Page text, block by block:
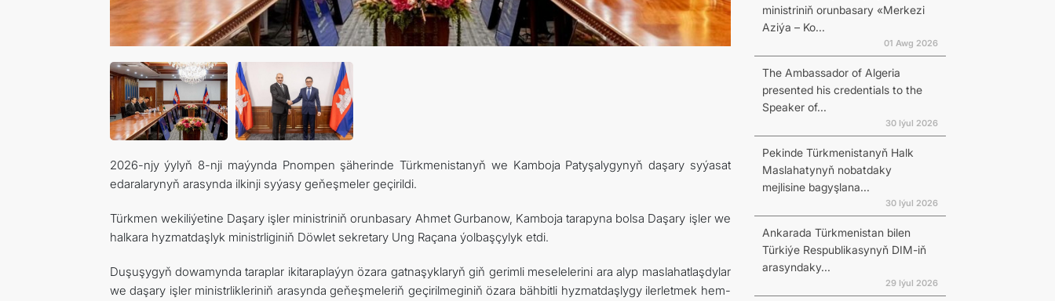
2026-njy ýylyň 8-nji maýynda Pnompen şäherinde Türkmenistanyň we Kamboja Patyşalygynyň daşary syýasat
edaralarynyň arasynda ilkinji syýasy geňeşmeler geçirildi.
Türkmen wekiliýetine Daşary işler ministriniň orunbasary Ahmet Gurbanow, Kamboja tarapyna bolsa Daşary işler we
halkara hyzmatdaşlyk ministrliginiň Döwlet sekretary Ung Raçana ýolbaşçylyk etdi.
Duşuşygyň dowamynda taraplar ikitaraplaýyn özara gatnaşyklaryň giň gerimli meselelerini ara alyp maslahatlaşdylar
we daşary işler ministrlikleriniň arasynda geňeşmeleriň geçirilmeginiň özara bähbitli hyzmatdaşlygy ilerletmek hem-
ministriniň orunbasary «Merkezi
Aziýa – Ko...
01 Awg 2026
The Ambassador of Algeria
presented his credentials to the
Speaker of...
30 Iýul 2026
Pekinde Türkmenistanyň Halk
Maslahatynyň nobatdaky
mejlisine bagyşlana...
30 Iýul 2026
Ankarada Türkmenistan bilen
Türkiýe Respublikasynyň DIM-iň
arasyndaky...
29 Iýul 2026